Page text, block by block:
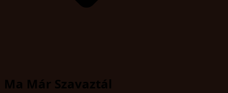
Ma Már Szavaztál